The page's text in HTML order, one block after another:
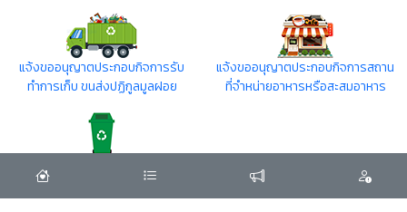
แจ้งขออนุญาตประกอบกิจการรับ
ทำการเก็บ ขนส่งปฏิกูลมูลฝอย
แจ้งขออนุญาตประกอบกิจการสถาน
ที่จำหน่ายอาหารหรือสะสมอาหาร
แจ้งจัดเก็บขยะมูลฝอย